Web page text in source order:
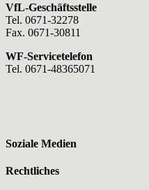
VfL-Geschäftsstelle
Tel. 0671-32278
Fax. 0671-30811
WF-Servicetelefon
Tel. 0671-48365071
Soziale Medien
Rechtliches